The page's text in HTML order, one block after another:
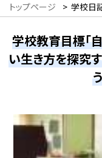
トップページ > 学校日
学校教育目標「
い生き方を探究